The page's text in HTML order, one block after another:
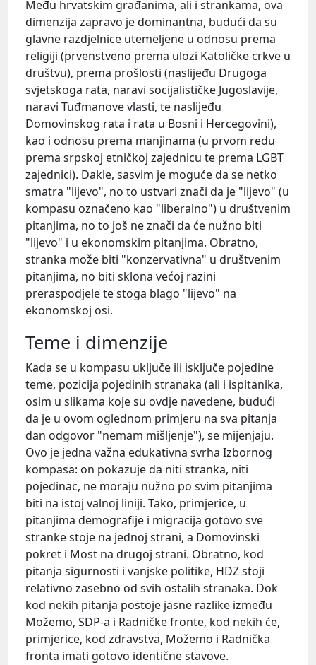
Među hrvatskim građanima, ali i strankama, ova
dimenzija zapravo je dominantna, budući da su
glavne razdjelnice utemeljene u odnosu prema
religiji (prvenstveno prema ulozi Katoličke crkve u
društvu), prema prošlosti (naslijeđu Drugoga
svjetskoga rata, naravi socijalističke Jugoslavije,
naravi Tuđmanove vlasti, te naslijeđu
Domovinskog rata i rata u Bosni i Hercegovini),
kao i odnosu prema manjinama (u prvom redu
prema srpskoj etničkoj zajednicu te prema LGBT
zajednici). Dakle, sasvim je moguće da se netko
smatra "lijevo", no to ustvari znači da je "lijevo" (u
kompasu označeno kao "liberalno") u društvenim
pitanjima, no to još ne znači da će nužno biti
"lijevo" i u ekonomskim pitanjima. Obratno,
stranka može biti "konzervativna" u društvenim
pitanjima, no biti sklona većoj razini
preraspodjele te stoga blago "lijevo" na
ekonomskoj osi.
Teme i dimenzije
Kada se u kompasu uključe ili isključe pojedine
teme, pozicija pojedinih stranaka (ali i ispitanika,
osim u slikama koje su ovdje navedene, budući
da je u ovom oglednom primjeru na sva pitanja
dan odgovor "nemam mišljenje"), se mijenjaju.
Ovo je jedna važna edukativna svrha Izbornog
kompasa: on pokazuje da niti stranka, niti
pojedinac, ne moraju nužno po svim pitanjima
biti na istoj valnoj liniji. Tako, primjerice, u
pitanjima demografije i migracija gotovo sve
stranke stoje na jednoj strani, a Domovinski
pokret i Most na drugoj strani. Obratno, kod
pitanja sigurnosti i vanjske politike, HDZ stoji
relativno zasebno od svih ostalih stranaka. Dok
kod nekih pitanja postoje jasne razlike između
Možemo, SDP-a i Radničke fronte, kod nekih će,
primjerice, kod zdravstva, Možemo i Radnička
fronta imati gotovo identične stavove.